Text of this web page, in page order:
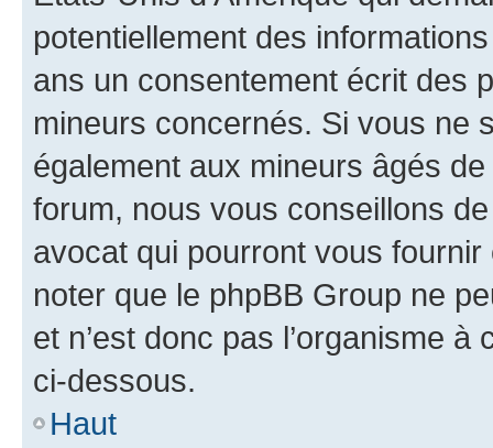
potentiellement des
ans un consentement écrit des
mineurs concernés. Si vous ne
également aux mineurs âgés
forum, nous vous conseillons
avocat qui pourront vous
noter que le phpBB Group ne
et n’est donc pas l’organisme
ci-dessous.
Haut